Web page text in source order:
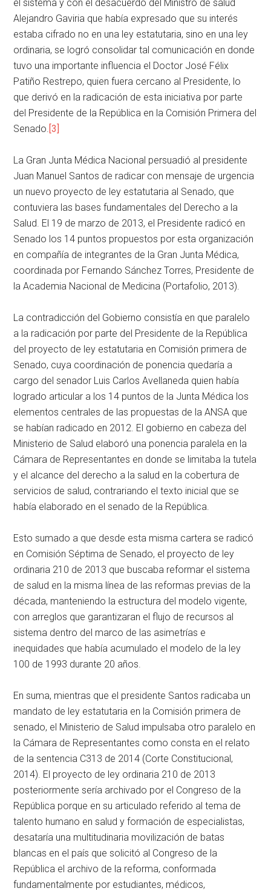
el sistema y con el desacuerdo del Ministro de salud
Alejandro Gaviria que había expresado que su interés
estaba cifrado no en una ley estatutaria, sino en una ley
ordinaria, se logró consolidar tal comunicación en donde
tuvo una importante influencia el Doctor José Félix
Patiño Restrepo, quien fuera cercano al Presidente, lo
que derivó en la radicación de esta iniciativa por parte
del Presidente de la República en la Comisión Primera del
Senado. [3]
La Gran Junta Médica Nacional persuadió al presidente
Juan Manuel Santos de radicar con mensaje de urgencia
un nuevo proyecto de ley estatutaria al Senado, que
contuviera las bases fundamentales del Derecho a la
Salud. El 19 de marzo de 2013, el Presidente radicó en
Senado los 14 puntos propuestos por esta organización
en compañía de integrantes de la Gran Junta Médica,
coordinada por Fernando Sánchez Torres, Presidente de
la Academia Nacional de Medicina (Portafolio, 2013).
La contradicción del Gobierno consistía en que paralelo
a la radicación por parte del Presidente de la República
del proyecto de ley estatutaria en Comisión primera de
Senado, cuya coordinación de ponencia quedaría a
cargo del senador Luis Carlos Avellaneda quien había
logrado articular a los 14 puntos de la Junta Médica los
elementos centrales de las propuestas de la ANSA que
se habían radicado en 2012. El gobierno en cabeza del
Ministerio de Salud elaboró una ponencia paralela en la
Cámara de Representantes en donde se limitaba la tutela
y el alcance del derecho a la salud en la cobertura de
servicios de salud, contrariando el texto inicial que se
había elaborado en el senado de la República.
Esto sumado a que desde esta misma cartera se radicó
en Comisión Séptima de Senado, el proyecto de ley
ordinaria 210 de 2013 que buscaba reformar el sistema
de salud en la misma línea de las reformas previas de la
década, manteniendo la estructura del modelo vigente,
con arreglos que garantizaran el flujo de recursos al
sistema dentro del marco de las asimetrías e
inequidades que había acumulado el modelo de la ley
100 de 1993 durante 20 años.
En suma, mientras que el presidente Santos radicaba un
mandato de ley estatutaria en la Comisión primera de
senado, el Ministerio de Salud impulsaba otro paralelo en
la Cámara de Representantes como consta en el relato
de la sentencia C313 de 2014 (Corte Constitucional,
2014). El proyecto de ley ordinaria 210 de 2013
posteriormente sería archivado por el Congreso de la
República porque en su articulado referido al tema de
talento humano en salud y formación de especialistas,
desataría una multitudinaria movilización de batas
blancas en el país que solicitó al Congreso de la
República el archivo de la reforma, conformada
fundamentalmente por estudiantes, médicos,